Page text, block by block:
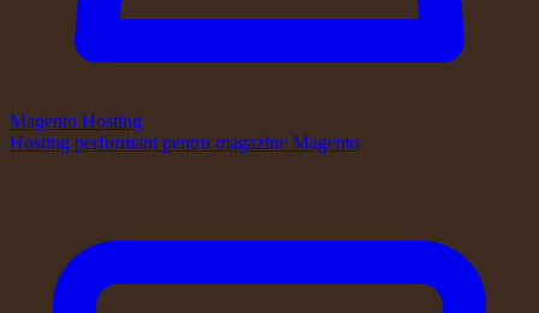
Magento Hosting
Hosting performant pentru magazine Magento